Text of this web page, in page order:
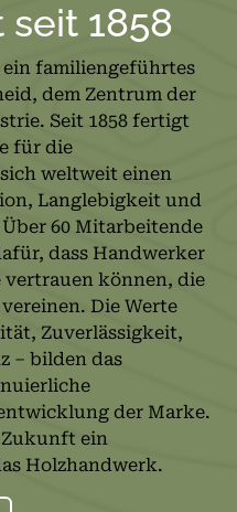
1858
ein familiengeführtes
dem Zentrum der
Seit 1858 fertigt
für die
weltweit einen
Langlebigkeit und
60 Mitarbeitende
dass Handwerker
vertrauen können, die
Die Werte
Zuverlässigkeit,
– bilden das
der Marke.
Zukunft ein
Holzhandwerk.